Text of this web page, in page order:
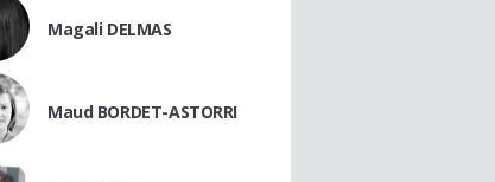
Magali DELMAS
Maud BORDET-ASTORRI